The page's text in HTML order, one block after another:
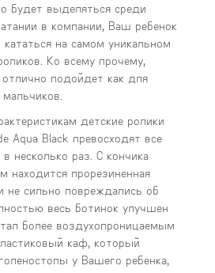
будет выделяться среди
в компании, Ваш ребенок
на самом уникальном
Ко всему прочему,
подойдет как для
детские ролики
Aqua Black превосходят все
несколько раз. С кончика
находится прорезиненная
не сильно повреждались об
весь ботинок улучшен
более воздухопроницаемым
каф, который
у Вашего ребенка,